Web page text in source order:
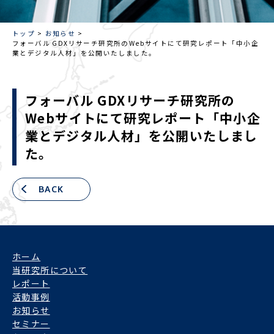
トップ
お知らせ
フォーバル GDXリサーチ研究所のWebサイトにて研究レポート「中小企
業とデジタル人材」を公開いたしました。
フォーバル GDXリサーチ研究所の
Webサイトにて研究レポート「中小企
業とデジタル人材」を公開いたしまし
た。
BACK
ホーム
当研究所について
レポート
活動事例
お知らせ
セミナー